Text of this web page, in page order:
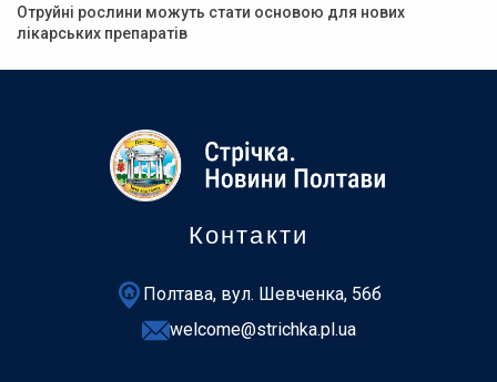
Отруйні рослини можуть стати основою для нових
лікарських препаратів
Контакти
Полтава, вул. Шевченка, 56б
welcome@strichka.pl.ua